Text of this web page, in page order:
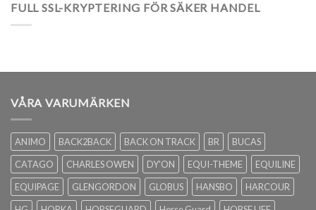
FULL SSL-KRYPTERING FÖR SÄKER HANDEL
VÅRA VARUMÄRKEN
ANIMO BACK2BACK BACK ON TRACK BR
BUCAS
CATAGO
CHARLES OWEN DY'ON EQUI-THEME
EQUILINE
EQUIPAGE
GLENGORDON GLOBUS HANSBO
HARCOUR